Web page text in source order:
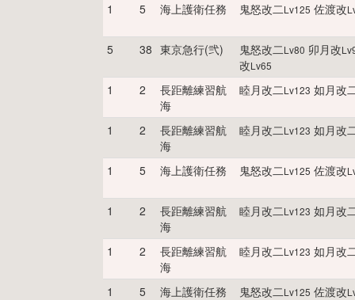
1
5 海上護衛任務 鬼怒改二Lv125 佐渡改
5 38 東京急行(弐) 鬼怒改二Lv80 卯月改Lv
改Lv65
1 2
長距離練習航
海
睦月改二Lv123 如月改
1 2
長距離練習航
海
睦月改二Lv123 如月改
1 5 海上護衛任務 鬼怒改二Lv125 佐渡改
1 2
長距離練習航
海
睦月改二Lv123 如月改
1 2
長距離練習航
海
睦月改二Lv123 如月改
1 5 海上護衛任務 鬼怒改二Lv125 佐渡改